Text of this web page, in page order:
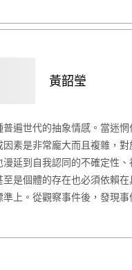
黃韶瑩
遍世代的抽象情感。當迷惘
素是非常龐大而且複雜，對
延到自我認同的不確定性、
是個體的存在也必須依賴在
上。從觀察事件後，發現事